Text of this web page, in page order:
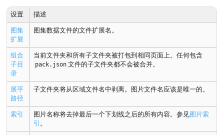
设置 描述
图集
扩展
图集数据文件的文件扩展名。
组合
子目
录
当前文件夹和所有子文件夹被打包到相同页面上。任何包含
pack.json 文件的子文件夹都不会被合并。
展平
路径
子文件夹将从区域文件名中剥离。图片文件名应该是唯一的。
索引 图片名称将去掉最后一个下划线之后的所有内容。参见图片索
引 。